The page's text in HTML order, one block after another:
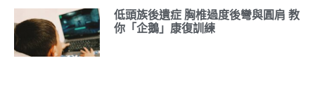
低頭族後遺症 胸椎過度後彎與圓肩 教
你「企鵝」康復訓練